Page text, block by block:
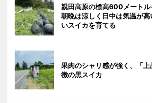
親田高原の標高600メートル
朝晩は涼しく日中は気温が
いスイカを育てる
果肉のシャリ感が強く、「
徴の黒スイカ